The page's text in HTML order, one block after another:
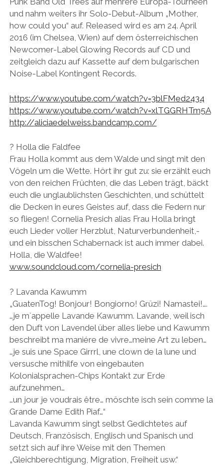
und nahm weiters ihr Solo-Debut-Album „Mother,
how could you“ auf. Released wird es am 24. April
2016 (im Chelsea, Wien) auf dem österreichischen
Newcomer-Label Glowing Records auf CD und
zeitgleich dazu auf Kassette auf dem bulgarischen
Noise-Label Kontingent Records.
https://www.youtube.com/watch?v=3blFMed2434
https://www.youtube.com/watch?v=xlTGGRHTm5A
http://aliciaedelweiss.bandcamp.com/
? Holla die Faldfee
Frau Holla kommt aus dem Walde und singt mit den
Vögeln um die Wette. Hört ihr gut zu: sie erzählt euch
von den reichen Früchten, die das Leben trägt, bäckt
euch die unglaublichsten Geschichten, und schüttelt
die Decken in eures Geistes auf, dass die Federn nur
so fliegen! Cornelia Presich alias Frau Holla bringt
euch Lieder voller Herzblut, Naturverbundenheit,-
und ein bisschen Schabernack ist auch immer dabei.
Holla, die Waldfee!
www.soundcloud.com/cornelia-presich
? Lavanda Kawumm
„GuatenTog! Bonjour! Bongiorno! Grüzi! Namastei!….
…je m`appelle Lavande Kawumm. Lavande, weil isch
den Duft von Lavendel über alles liebe und Kawumm
beschreibt ma maniére de vivre…meine Art zu leben…
…je suis une Space Girrrl, une clown de la lune und
versusche mithilfe von eingebauten
Kolonialsprachen-Chips Kontakt zur Erde
aufzunehmen…
…un jour je voudrais être… möschte isch sein comme la
Grande Dame Edith Piaf…“
Lavanda Kawumm singt selbst Gedichtetes auf
Deutsch, Französisch, Englisch und Spanisch und
setzt sich auf ihre Weise mit den Themen
„Gleichberechtigung, Migration, Freiheit usw.“